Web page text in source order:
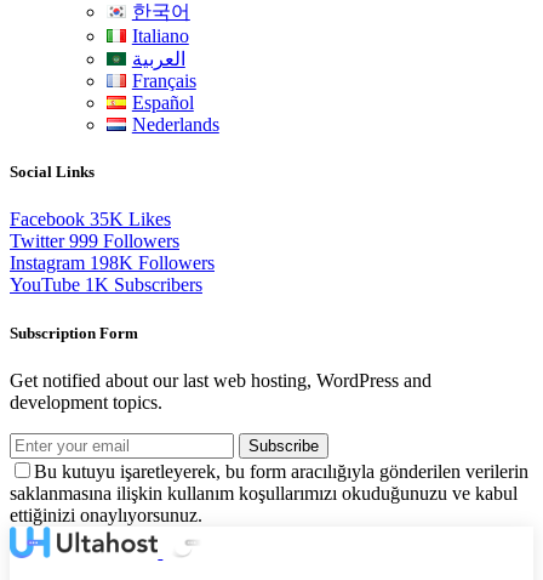
한국어
Italiano
العربية
Français
Español
Nederlands
Social Links
Facebook 35K Likes
Twitter 999 Followers
Instagram 198K Followers
YouTube 1K Subscribers
Subscription Form
Get notified about our last web hosting, WordPress and
development topics.
Subscribe
Bu kutuyu işaretleyerek, bu form aracılığıyla gönderilen verilerin
saklanmasına ilişkin kullanım koşullarımızı okuduğunuzu ve kabul
ettiğinizi onaylıyorsunuz.